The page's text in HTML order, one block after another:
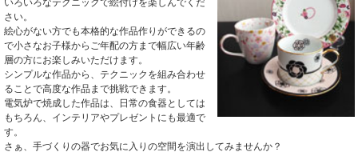
さい。
絵心がない方でも本格的な作品作りができるの
で小さなお子様からご年配の方まで幅広い年齢
層の方にお楽しみいただけます。
シンプルな作品から、テクニックを組み合わせ
ることで高度な作品まで挑戦できます。
電気炉で焼成した作品は、日常の食器としては
もちろん、インテリアやプレゼントにも最適で
す。
さぁ、手づくりの器でお気に入りの空間を演出してみませんか？